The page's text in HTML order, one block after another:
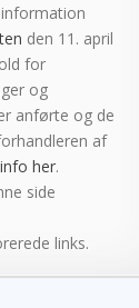
den 11. april
for
og
anførte og de
af
her.
side
links.